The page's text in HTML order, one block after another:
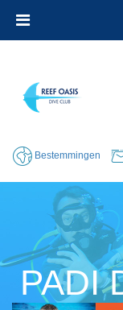
Bestemmingen
PADI